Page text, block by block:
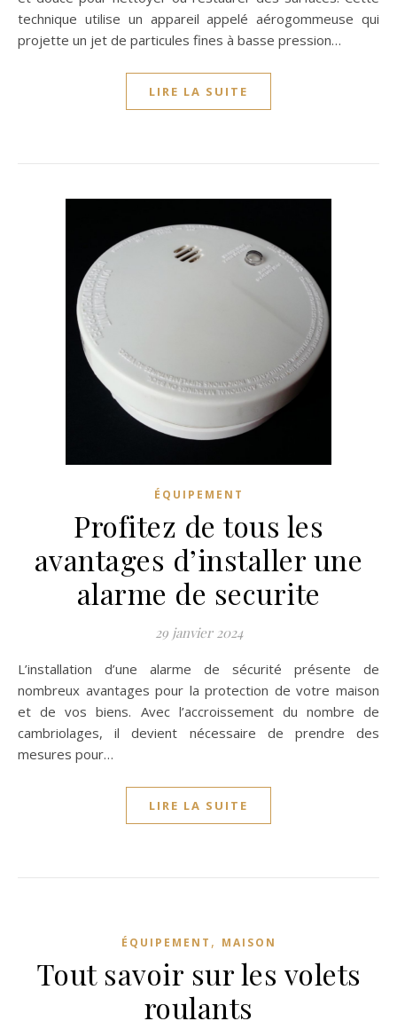
technique utilise un appareil appelé aérogommeuse qui
projette un jet de particules fines à basse pression…
LIRE LA SUITE
ÉQUIPEMENT
Profitez de tous les
avantages d’installer une
alarme de securite
29 janvier 2024
L’installation d’une alarme de sécurité présente de
nombreux avantages pour la protection de votre maison
et de vos biens. Avec l’accroissement du nombre de
cambriolages, il devient nécessaire de prendre des
mesures pour…
LIRE LA SUITE
ÉQUIPEMENT , MAISON
Tout savoir sur les volets
roulants